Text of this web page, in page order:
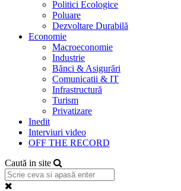
Politici Ecologice
Poluare
Dezvoltare Durabilă
Economie
Macroeconomie
Industrie
Bănci & Asigurări
Comunicatii & IT
Infrastructură
Turism
Privatizare
Inedit
Interviuri video
OFF THE RECORD
Caută in site